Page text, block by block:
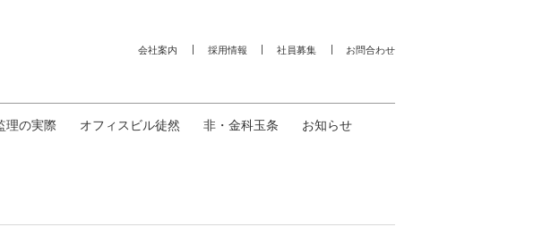
会社案内 採用情報 社員募集 お問合わせ
理の実際 オフィスビル徒然 非・金科玉条 お知らせ